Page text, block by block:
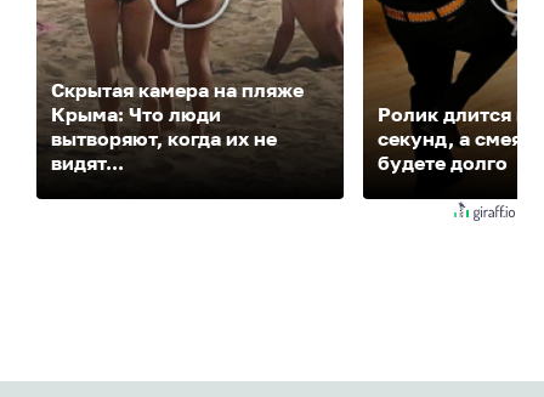
Скрытая камера на пляже
Крыма: Что люди
вытворяют, когда их не
видят...
Ролик длится
секунд, а
будете долго